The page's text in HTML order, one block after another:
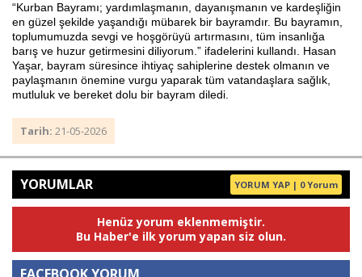
“Kurban Bayramı; yardımlaşmanın, dayanışmanın ve kardeşliğin
en güzel şekilde yaşandığı mübarek bir bayramdır. Bu bayramın,
toplumumuzda sevgi ve hoşgörüyü artırmasını, tüm insanlığa
barış ve huzur getirmesini diliyorum.” ifadelerini kullandı. Hasan
Yaşar, bayram süresince ihtiyaç sahiplerine destek olmanın ve
paylaşmanın önemine vurgu yaparak tüm vatandaşlara sağlık,
mutluluk ve bereket dolu bir bayram diledi.
Tarih: 21-05-2026
YORUMLAR YORUM YAP | 0 Yorum
Henüz yorum eklenmemiştir.
Bu Haber'e ilk yorum yapan siz olun.